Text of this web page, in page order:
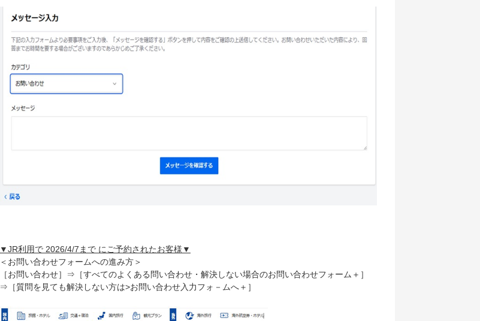
▼JR利用で 2026/4/7まで にご予約されたお客様▼
＜お問い合わせフォームへの進み方＞
［お問い合わせ］⇒［すべてのよくある問い合わせ・解決しない場合のお問い合わせフォーム＋］
⇒ ［質問を見ても解決しない方は>お問い合わせ入力フォ－ムへ＋］